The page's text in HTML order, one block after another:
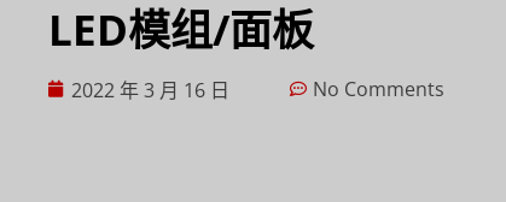
LED模组/面板
2022 年 3 月 16 日 No Comments